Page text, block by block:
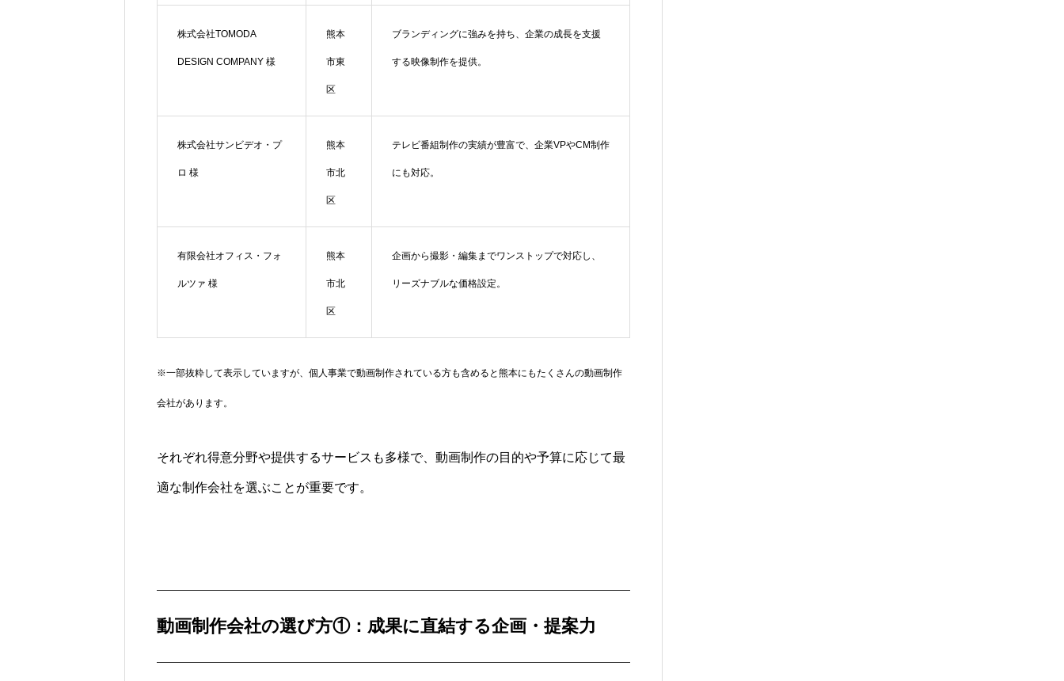
株式会社TOMODA
DESIGN COMPANY 様
熊本
市東
区
ブランディングに強みを持ち、企業の成長を支援
する映像制作を提供。
株式会社サンビデオ・プ
ロ 様
熊本
市北
区
テレビ番組制作の実績が豊富で、企業VPやCM制作
にも対応。
有限会社オフィス・フォ
ルツァ 様
熊本
市北
区
企画から撮影・編集までワンストップで対応し、
リーズナブルな価格設定。
※一部抜粋して表示していますが、個人事業で動画制作されている方も含めると熊本にもたくさんの動画制作
会社があります。
それぞれ得意分野や提供するサービスも多様で、動画制作の目的や予算に応じて最
適な制作会社を選ぶことが重要です。
動画制作会社の選び方①：成果に直結する企画・提案力